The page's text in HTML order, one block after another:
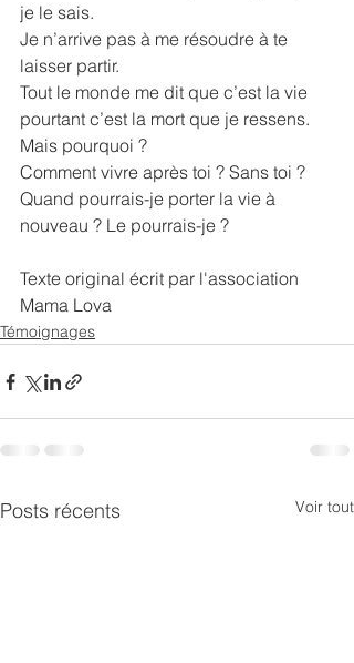
je le sais.
Je n’arrive pas à me résoudre à te
laisser partir.
Tout le monde me dit que c’est la vie
pourtant c’est la mort que je ressens.
Mais pourquoi ?
Comment vivre après toi ? Sans toi ?
Quand pourrais-je porter la vie à
nouveau ? Le pourrais-je ?
Texte original écrit par l'association
Mama Lova
Témoignages
Posts récents Voir tout